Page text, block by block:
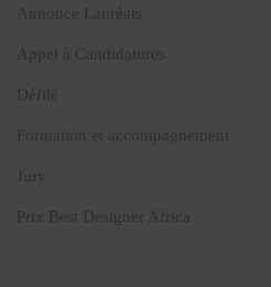
Annonce Lauréats
Appel à Candidatures
Défilé
Formation et accompagnement
Jury
Prix Best Designer Africa